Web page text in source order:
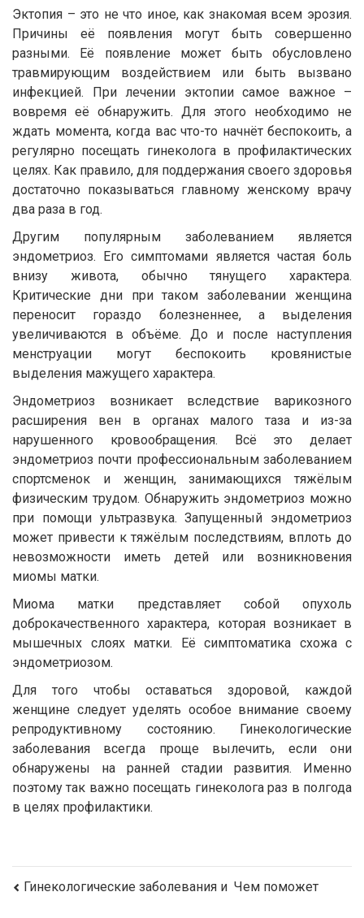
Эктопия – это не что иное, как знакомая всем эрозия.
Причины её появления могут быть совершенно
разными. Её появление может быть обусловлено
травмирующим воздействием или быть вызвано
инфекцией. При лечении эктопии самое важное –
вовремя её обнаружить. Для этого необходимо не
ждать момента, когда вас что-то начнёт беспокоить, а
регулярно посещать гинеколога в профилактических
целях. Как правило, для поддержания своего здоровья
достаточно показываться главному женскому врачу
два раза в год.
Другим популярным заболеванием является
эндометриоз. Его симптомами является частая боль
внизу живота, обычно тянущего характера.
Критические дни при таком заболевании женщина
переносит гораздо болезненнее, а выделения
увеличиваются в объёме. До и после наступления
менструации могут беспокоить кровянистые
выделения мажущего характера.
Эндометриоз возникает вследствие варикозного
расширения вен в органах малого таза и из-за
нарушенного кровообращения. Всё это делает
эндометриоз почти профессиональным заболеванием
спортсменок и женщин, занимающихся тяжёлым
физическим трудом. Обнаружить эндометриоз можно
при помощи ультразвука. Запущенный эндометриоз
может привести к тяжёлым последствиям, вплоть до
невозможности иметь детей или возникновения
миомы матки.
Миома матки представляет собой опухоль
доброкачественного характера, которая возникает в
мышечных слоях матки. Её симптоматика схожа с
эндометриозом.
Для того чтобы оставаться здоровой, каждой
женщине следует уделять особое внимание своему
репродуктивному состоянию. Гинекологические
заболевания всегда проще вылечить, если они
обнаружены на ранней стадии развития. Именно
поэтому так важно посещать гинеколога раз в полгода
в целях профилактики.
Гинекологические заболевания и Чем поможет